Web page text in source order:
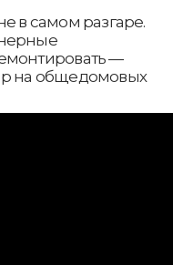
в самом разгаре.
—
на общедомовых